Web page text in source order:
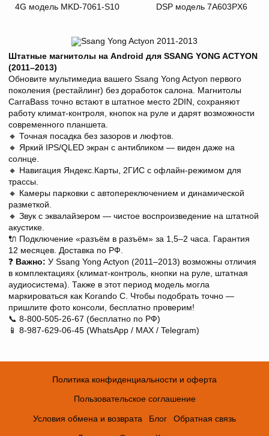
4G модель MKD-7061-S10
DSP модель 7A603PX6
Штатные магнитолы на Android для SSANG YONG ACTYON
(2011–2013)
Обновите мультимедиа вашего Ssang Yong Actyon первого
поколения (рестайлинг) без доработок салона. Магнитолы
CarraBass точно встают в штатное место 2DIN, сохраняют
работу климат-контроля, кнопок на руле и дарят возможности
современного планшета.
🔸 Точная посадка без зазоров и люфтов.
🔸 Яркий IPS/QLED экран с антибликом — виден даже на
солнце.
🔸 Навигация Яндекс.Карты, 2ГИС с офлайн-режимом для
трассы.
🔸 Камеры парковки с автопереключением и динамической
разметкой.
🔸 Звук с эквалайзером — чистое воспроизведение на штатной
акустике.
🔌 Подключение «разъём в разъём» за 1,5–2 часа. Гарантия
12 месяцев. Доставка по РФ.
❓ Важно: У Ssang Yong Actyon (2011–2013) возможны отличия
в комплектациях (климат-контроль, кнопки на руле, штатная
аудиосистема). Также в этот период модель могла
маркироваться как Korando C. Чтобы подобрать точно —
пришлите фото консоли, бесплатно проверим!
📞 8-800-505-26-67 (бесплатно по РФ)
📱 8-987-629-06-45 (WhatsApp / MAX / Telegram)
Политика конфиденциальности и оферта
Пользовательское соглашение
Условия обмена и возврата Блог Обратная связь